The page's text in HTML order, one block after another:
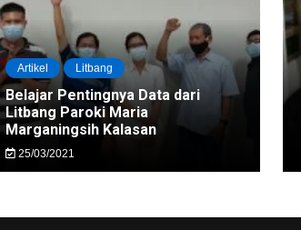
Artikel Litbang
Belajar Pentingnya Data dari
Litbang Paroki Maria
Marganingsih Kalasan
25/03/2021